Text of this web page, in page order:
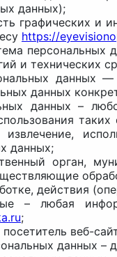
данных);
графических
https://
персональных
и технических
данных
данных
данных –
данных;
орган,
действия
– любая
;
веб-
данных